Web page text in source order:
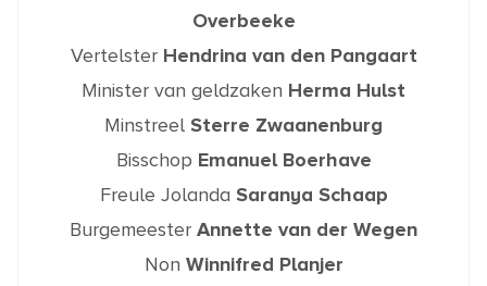
Overbeeke
Vertelster Hendrina van den Pangaart
Minister van geldzaken Herma Hulst
Minstreel Sterre Zwaanenburg
Bisschop Emanuel Boerhave
Freule Jolanda Saranya Schaap
Burgemeester Annette van der Wegen
Non Winnifred Planjer